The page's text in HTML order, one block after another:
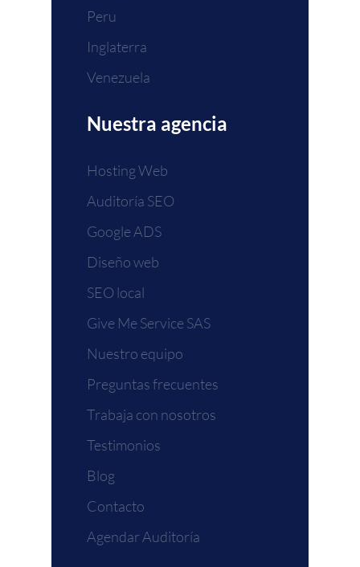
Peru
Inglaterra
Venezuela
Nuestra agencia
Hosting Web
Auditoría SEO
Google ADS
Diseño web
SEO local
Give Me Service SAS
Nuestro equipo
Preguntas frecuentes
Trabaja con nosotros
Testimonios
Blog
Contacto
Agendar Auditoría